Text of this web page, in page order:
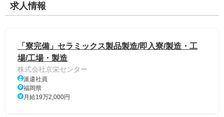
求人情報
「寮完備」セラミックス製品製造/即入寮/製造・工
場/工場・製造
株式会社京栄センター
派遣社員
福岡県
月給19万2,000円